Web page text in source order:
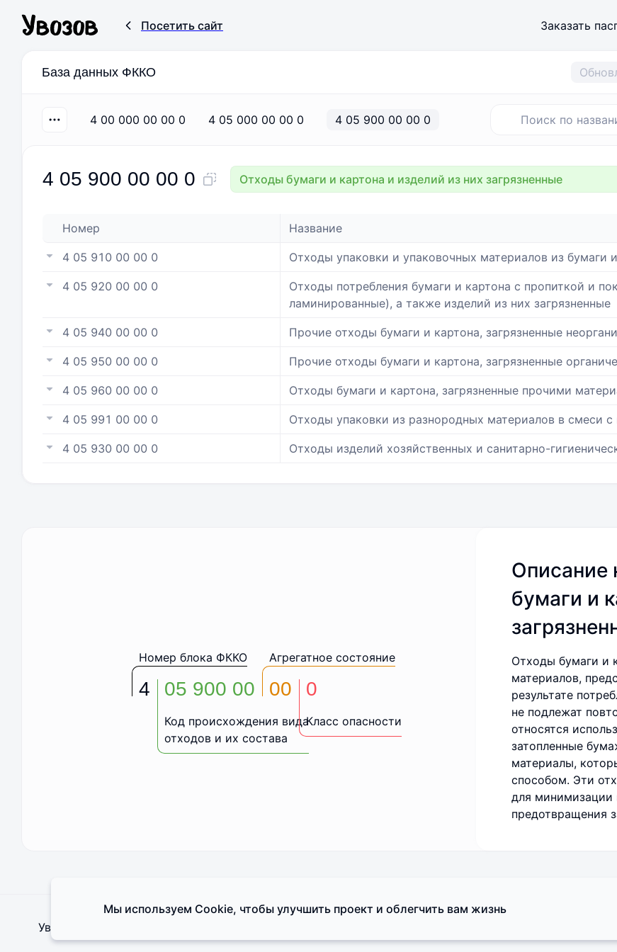
Посетить сайт Заказать
База данных ФККО
4 00 000 00 00 0 4 05 000 00 00 0 4 05 900 00 00 0
4 05 900 00 00 0 Отходы бумаги и картона и изделий из них загрязненные
Номер Название
4 05 910 00 00 0 Отходы упаковки и упаковочных материалов из бумаги
4 05 920 00 00 0
Отходы потребления бумаги и картона с пропиткой и
ламинированные), а также изделий из них загрязненные
4 05 940 00 00 0 Прочие отходы бумаги и картона, загрязненные
4 05 950 00 00 0 Прочие отходы бумаги и картона, загрязненные
4 05 960 00 00 0 Отходы бумаги и картона, загрязненные прочими
4 05 991 00 00 0 Отходы упаковки из разнородных материалов в смеси
4 05 930 00 00 0 Отходы изделий хозяйственных и санитарно-
4
Номер блока ФККО
Код происхождения вида
отходов и их состава
05 900 00
Агрегатное состояние
00
Класс опасности
0
Описание
бумаги и
Отходы бумаги и
материалов,
результате
не подлежат
относятся
затопленные
материалы,
способом. Эти
для
предотвращения
Увозов
Мы используем Cookie, чтобы улучшить проект и облегчить вам жизнь